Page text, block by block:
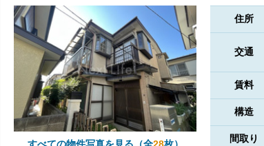
住所
交通
賃料
構造
間取り